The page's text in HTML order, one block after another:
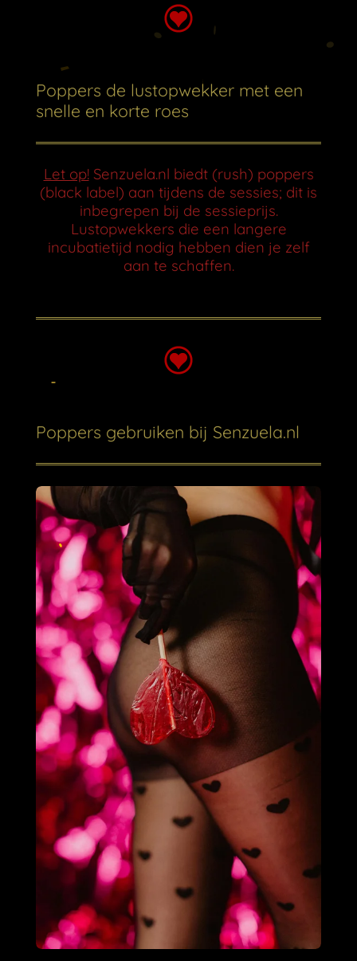
Poppers de lustopwekker met een
snelle en korte roes
Let op!Senzuela.nl biedt (rush) poppers
(black label) aan tijdens de sessies; dit is
inbegrepen bij de sessieprijs.
Lustopwekkers die een langere
incubatietijd nodig hebben dien je zelf
aan te schaffen.
Poppers gebruiken bij Senzuela.nl